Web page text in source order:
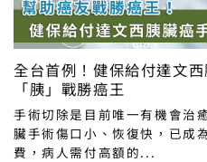
全台首例！健保給付達文
「胰」戰勝癌王
手術切除是目前唯一有機會治
臟手術傷口小、恢復快，已成
費，病人需付高額的...